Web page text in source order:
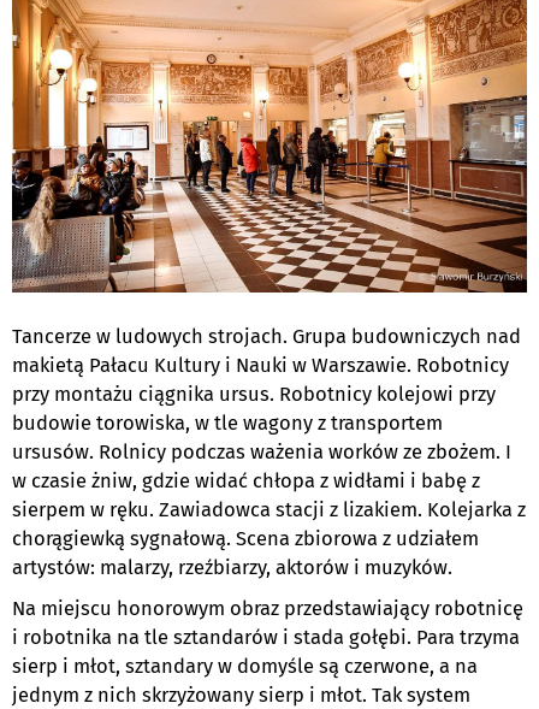
Tancerze w ludowych strojach. Grupa budowniczych nad
makietą Pałacu Kultury i Nauki w Warszawie. Robotnicy
przy montażu ciągnika ursus. Robotnicy kolejowi przy
budowie torowiska, w tle wagony z transportem
ursusów. Rolnicy podczas ważenia worków ze zbożem. I
w czasie żniw, gdzie widać chłopa z widłami i babę z
sierpem w ręku. Zawiadowca stacji z lizakiem. Kolejarka z
chorągiewką sygnałową. Scena zbiorowa z udziałem
artystów: malarzy, rzeźbiarzy, aktorów i muzyków.
Na miejscu honorowym obraz przedstawiający robotnicę
i robotnika na tle sztandarów i stada gołębi. Para trzyma
sierp i młot, sztandary w domyśle są czerwone, a na
jednym z nich skrzyżowany sierp i młot. Tak system